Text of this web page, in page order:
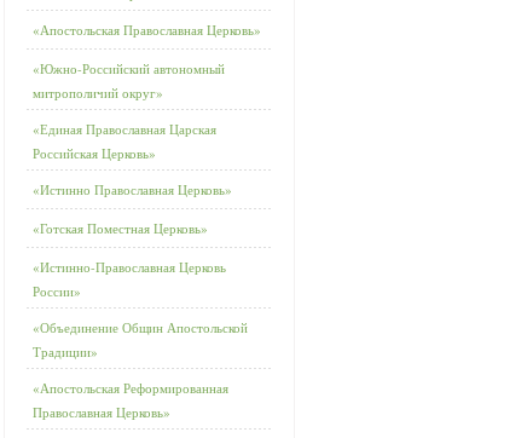
«Апостольская Православная Церковь»
«Южно-Российский автономный
митрополичий округ»
«Единая Православная Царская
Российская Церковь»
«Истинно Православная Церковь»
«Готская Поместная Церковь»
«Истинно-Православная Церковь
России»
«Объединение Общин Апостольской
Традиции»
«Апостольская Реформированная
Православная Церковь»